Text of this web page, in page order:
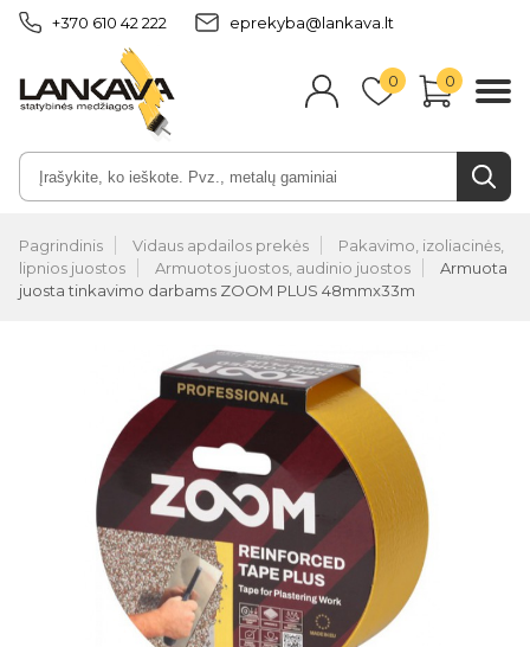
+370 610 42 222 eprekyba@lankava.lt
0 0
Pagrindinis Vidaus apdailos prekės
Pakavimo, izoliacinės,
lipnios juostos
Armuotos juostos, audinio juostos
Armuota
juosta tinkavimo darbams ZOOM PLUS 48mmx33m